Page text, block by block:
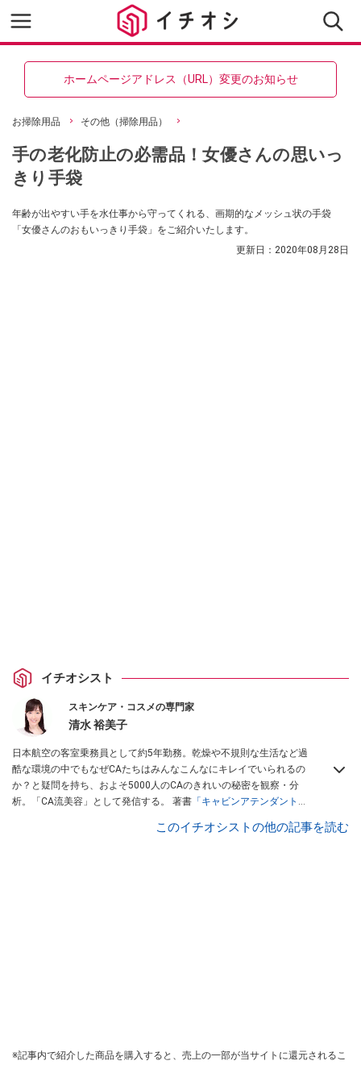
ホームページアドレス（URL）変更のお知らせ
お掃除用品 その他（掃除用品）
手の老化防止の必需品！女優さんの思いっ
きり手袋
年齢が出やすい手を水仕事から守ってくれる、画期的なメッシュ状の手袋
「女優さんのおもいっきり手袋」をご紹介いたします。
更新日： 2020年08月28日
イチオシスト
スキンケア・コスメの専門家
清水 裕美子
日本航空の客室乗務員として約5年勤務。乾燥や不規則な生活など過
酷な環境の中でもなぜCAたちはみんなこんなにキレイでいられるの
か？と疑問を持ち、およそ5000人のCAのきれいの秘密を観察・分
析。「CA流美容」として発信する。 著書 「キャビンアテンダント
このイチオシストの他の記事を読む
※記事内で紹介した商品を購入すると、売上の一部が当サイトに還元されるこ